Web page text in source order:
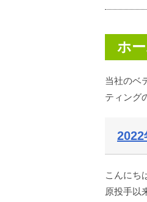
ホ
当社のベ
ティング
こんにち
原投手以